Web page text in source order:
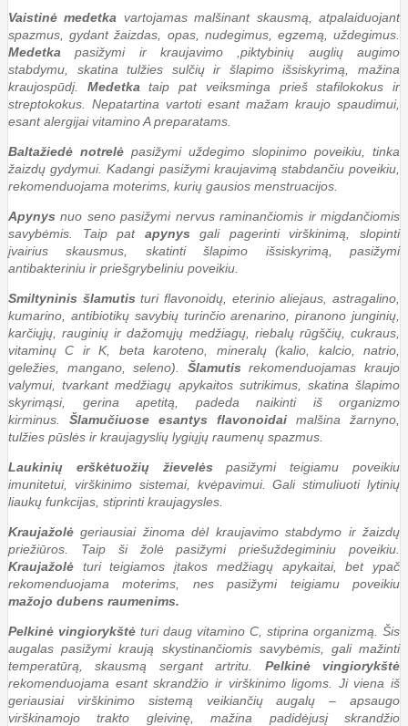
Vaistinė medetka vartojamas malšinant skausmą, atpalaiduojant
spazmus, gydant žaizdas, opas, nudegimus, egzemą, uždegimus.
Medetka pasižymi ir kraujavimo ,piktybinių auglių augimo
stabdymu, skatina tulžies sulčių ir šlapimo išsiskyrimą, mažina
kraujospūdį. Medetka taip pat veiksminga prieš stafilokokus ir
streptokokus. Nepatartina vartoti esant mažam kraujo spaudimui,
esant alergijai vitamino A preparatams.
Baltažiedė notrelė pasižymi uždegimo slopinimo poveikiu, tinka
žaizdų gydymui. Kadangi pasižymi kraujavimą stabdančiu poveikiu,
rekomenduojama moterims, kurių gausios menstruacijos.
Apynys nuo seno pasižymi nervus raminančiomis ir migdančiomis
savybėmis. Taip pat apynys gali pagerinti virškinimą, slopinti
įvairius skausmus, skatinti šlapimo išsiskyrimą, pasižymi
antibakteriniu ir priešgrybeliniu poveikiu.
Smiltyninis šlamutis turi flavonoidų, eterinio aliejaus, astragalino,
kumarino, antibiotikų savybių turinčio arenarino, piranono junginių,
karčiųjų, rauginių ir dažomųjų medžiagų, riebalų rūgščių, cukraus,
vitaminų C ir K, beta karoteno, mineralų (kalio, kalcio, natrio,
geležies, mangano, seleno). Šlamutis rekomenduojamas kraujo
valymui, tvarkant medžiagų apykaitos sutrikimus, skatina šlapimo
skyrimąsi, gerina apetitą, padeda naikinti iš organizmo
kirminus.
Šlamučiuose esantys flavonoidai malšina žarnyno,
tulžies pūslės ir kraujagyslių lygiųjų raumenų spazmus.
Laukinių erškėtuožių žievelės pasižymi teigiamu poveikiu
imunitetui, virškinimo sistemai, kvėpavimui. Gali stimuliuoti lytinių
liaukų funkcijas, stiprinti kraujagysles.
Kraujažolė geriausiai žinoma dėl kraujavimo stabdymo ir žaizdų
priežiūros. Taip ši žolė pasižymi priešuždegiminiu poveikiu.
Kraujažolė turi teigiamos įtakos medžiagų apykaitai, bet ypač
rekomenduojama moterims, nes pasižymi teigiamu poveikiu
mažojo dubens raumenims.
Pelkinė vingiorykštė turi daug vitamino C, stiprina organizmą. Šis
augalas pasižymi kraują skystinančiomis savybėmis, gali mažinti
temperatūrą, skausmą sergant artritu. Pelkinė vingiorykštė
rekomenduojama esant skrandžio ir virškinimo ligoms. Ji viena iš
geriausiai virškinimo sistemą veikiančių augalų – apsaugo
virškinamojo trakto gleivinę, mažina padidėjusį skrandžio